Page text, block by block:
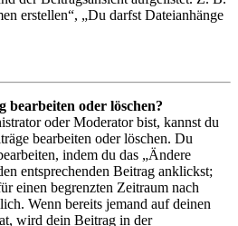
erstellen“, „Du darfst Dateianhänge
bearbeiten oder löschen?
oder Moderator bist, kannst du
bearbeiten oder löschen. Du
indem du das „Ändere
entsprechenden Beitrag anklickst;
einen begrenzten Zeitraum nach
Wenn bereits jemand auf deinen
wird dein Beitrag in der